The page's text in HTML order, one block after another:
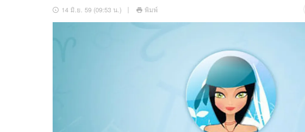
อัปเดตจีน
เช็กข่าวชัวร์
สุข
เที่
ติดตามสนุกโซเชียลได้ที่
14 มิ.ย. 59 (09:53 น.) พิมพ์